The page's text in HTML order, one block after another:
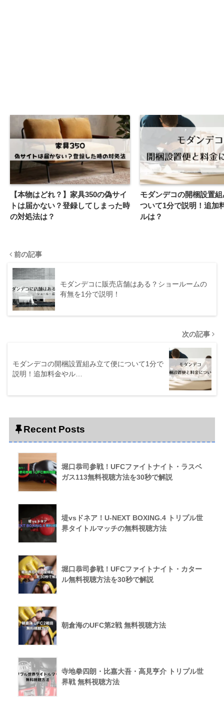
【本物はどれ？】家具350の偽サイ
トは届かない？登録してしまった時
の対処法は？
モダンデコの開梱設置
ついて1分で説明！追加
ルは？
前の記事
モダンデコに販売店舗はある？ショールームの
有無を1分で説明！
次の記事
モダンデコの開梱設置組み立て便について1分で
説明！追加料金やル…
Recent Posts
堀口恭司参戦！UFCファイトナイト・ラスベ
ガス113無料視聴方法を30秒で解説
堤vsドネア！U-NEXT BOXING.4 トリプル世
界タイトルマッチの無料視聴方法
堀口恭司参戦！UFCファイトナイト・カター
ル無料視聴方法を30秒で解説
朝倉海のUFC第2戦 無料視聴方法
寺地拳四朗・比嘉大吾・高見亨介 トリプル世
界戦 無料視聴方法